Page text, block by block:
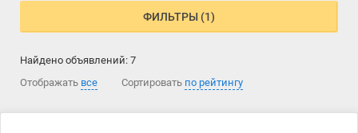
Комментарии к объявления
Как добавить объявление
ФИЛЬТРЫ (1)
Найдено объявлений: 7
Отображать все Сортировать по рейтингу